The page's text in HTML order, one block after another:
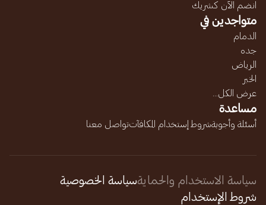
انضم الآن كشريك
متواجدين في
الدمام
جده
الرياض
الخبر
عرض الكل...
مساعدة
أسئلة وأجوبةشروط إستخدام المكافآتتواصل معنا
سياسة الاستخدام والحمايةسياسة الخصوصية
شروط الإستخدام